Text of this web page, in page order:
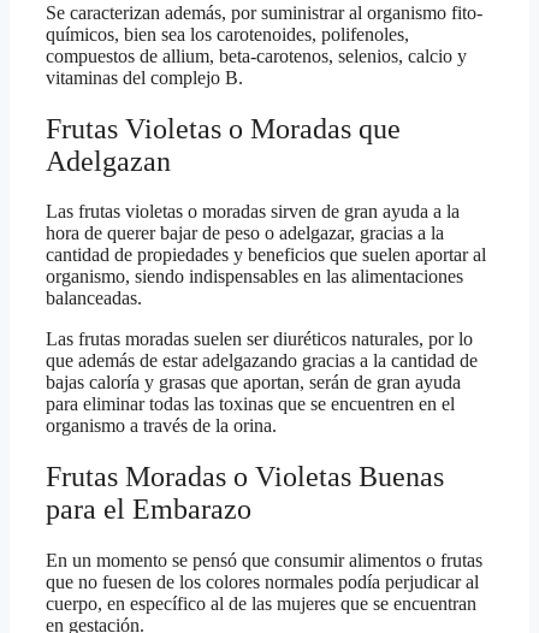
Se caracterizan además, por suministrar al organismo fito-
químicos, bien sea los carotenoides, polifenoles,
compuestos de allium, beta-carotenos, selenios, calcio y
vitaminas del complejo B.
Frutas Violetas o Moradas que
Adelgazan
Las frutas violetas o moradas sirven de gran ayuda a la
hora de querer bajar de peso o adelgazar, gracias a la
cantidad de propiedades y beneficios que suelen aportar al
organismo, siendo indispensables en las alimentaciones
balanceadas.
Las frutas moradas suelen ser diuréticos naturales, por lo
que además de estar adelgazando gracias a la cantidad de
bajas caloría y grasas que aportan, serán de gran ayuda
para eliminar todas las toxinas que se encuentren en el
organismo a través de la orina.
Frutas Moradas o Violetas Buenas
para el Embarazo
En un momento se pensó que consumir alimentos o frutas
que no fuesen de los colores normales podía perjudicar al
cuerpo, en específico al de las mujeres que se encuentran
en gestación.